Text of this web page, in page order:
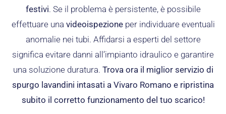
festivi. Se il problema è persistente, è possibile
effettuare una videoispezioneper individuare eventuali
anomalie nei tubi. Affidarsi a esperti del settore
significa evitare danni all’impianto idraulico e garantire
una soluzione duratura. Trova ora il miglior servizio di
spurgo lavandini intasati a Vivaro Romano e ripristina
subito il corretto funzionamento del tuo scarico!